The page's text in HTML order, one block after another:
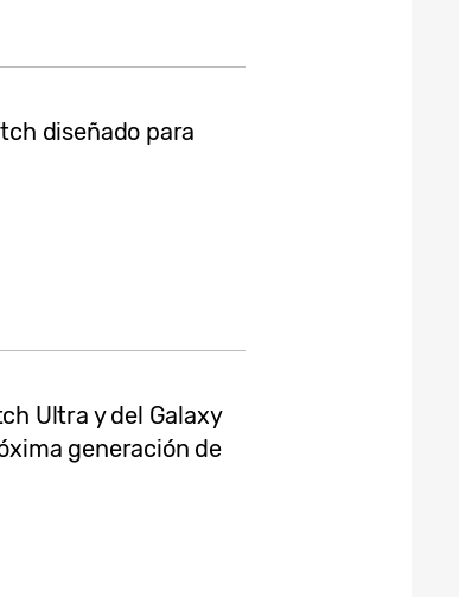
diseñado para
Ultra y del Galaxy
generación de